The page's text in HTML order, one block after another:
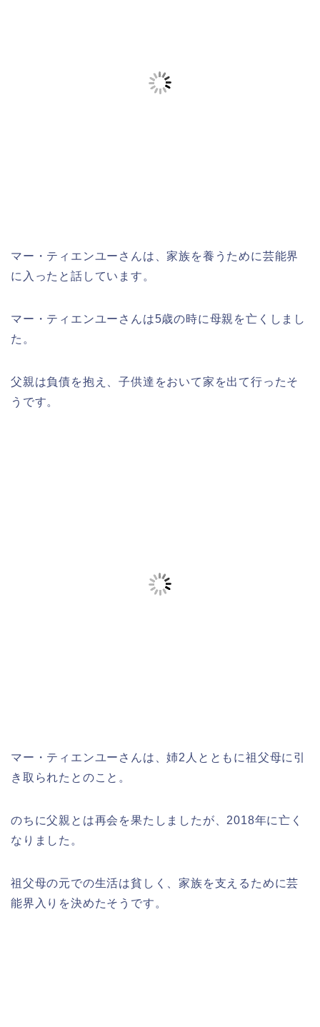
マー・ティエンユーさんは、家族を養うために芸能界
に入ったと話しています。
マー・ティエンユーさんは5歳の時に母親を亡くしまし
た。
父親は負債を抱え、子供達をおいて家を出て行ったそ
うです。
マー・ティエンユーさんは、姉2人とともに祖父母に引
き取られたとのこと。
のちに父親とは再会を果たしましたが、2018年に亡く
なりました。
祖父母の元での生活は貧しく、家族を支えるために芸
能界入りを決めたそうです。